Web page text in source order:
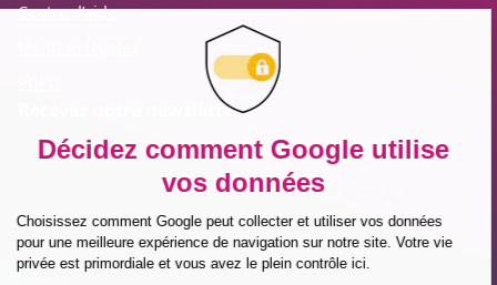
Centre d’aide
Recevez notre newsletter
Inscrivez-vous à notre newsletter pour
prendre une longueur d’avance sur vos
enjeux RH.